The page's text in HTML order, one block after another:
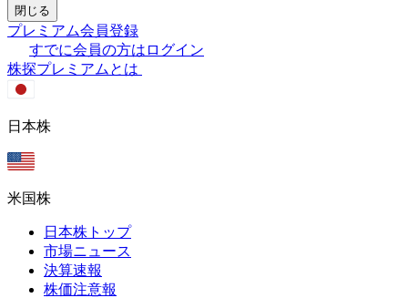
閉じる
プレミアム会員登録
すでに会員の方はログイン
株探プレミアムとは
日本株
米国株
日本株トップ
市場ニュース
決算速報
株価注意報